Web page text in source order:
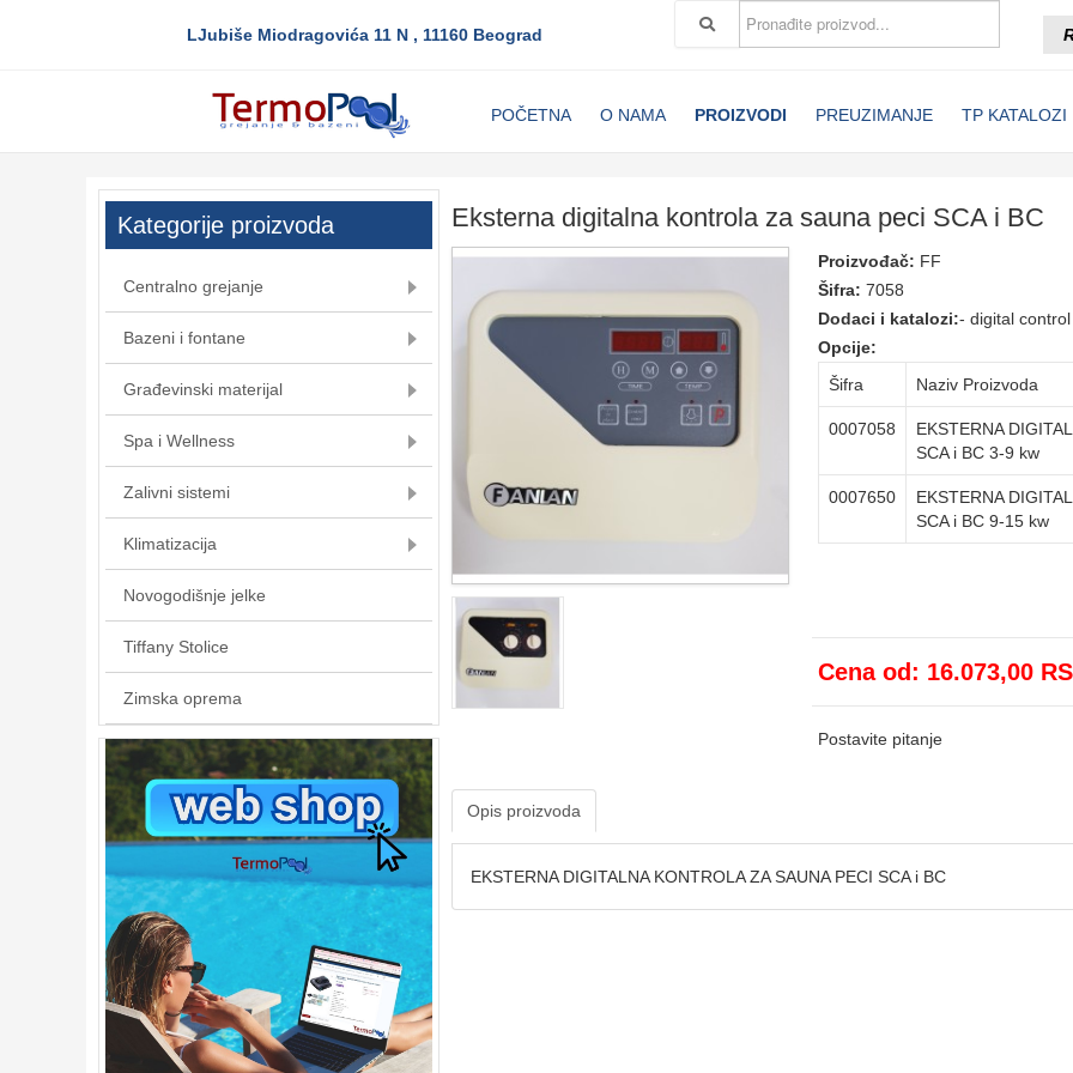
LJubiše Miodragovića 11 N , 11160 Beograd
POČETNA O NAMA PROIZVODI PREUZIMANJE TP KATALOZI
Kategorije proizvoda
Centralno grejanje
Bazeni i fontane
Građevinski materijal
Spa i Wellness
Zalivni sistemi
Klimatizacija
Novogodišnje jelke
Tiffany Stolice
Zimska oprema
Eksterna digitalna kontrola za sauna peci SCA i BC
Proizvođač: FF
Šifra: 7058
Dodaci i katalozi:-digital
Opcije:
Šifra
Naziv Proizvoda
0007058
EKSTERNA
SCA i BC 3-9 kw
0007650
EKSTERNA
SCA i BC 9-15 kw
Cena od: 16.073,00
Postavite pitanje
Opis proizvoda
EKSTERNA DIGITALNA KONTROLA ZA SAUNA PECI SCA i BC